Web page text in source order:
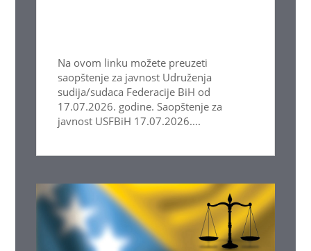
Na ovom linku možete preuzeti
saopštenje za javnost Udruženja
sudija/sudaca Federacije BiH od
17.07.2026. godine. Saopštenje za
javnost USFBiH 17.07.2026....